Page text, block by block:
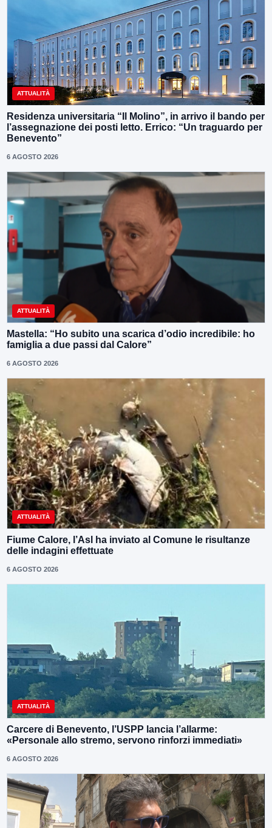
ATTUALITÀ
Residenza universitaria “Il Molino”, in arrivo il bando per
l’assegnazione dei posti letto. Errico: “Un traguardo per
Benevento”
6 AGOSTO 2026
ATTUALITÀ
Mastella: “Ho subito una scarica d’odio incredibile: ho
famiglia a due passi dal Calore”
6 AGOSTO 2026
ATTUALITÀ
Fiume Calore, l’Asl ha inviato al Comune le risultanze
delle indagini effettuate
6 AGOSTO 2026
ATTUALITÀ
Carcere di Benevento, l’USPP lancia l’allarme:
«Personale allo stremo, servono rinforzi immediati»
6 AGOSTO 2026